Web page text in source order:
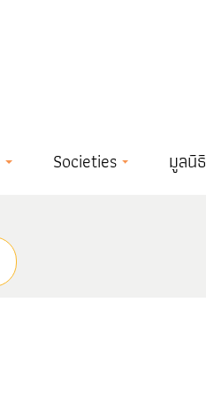
Societies มูลนิธิ